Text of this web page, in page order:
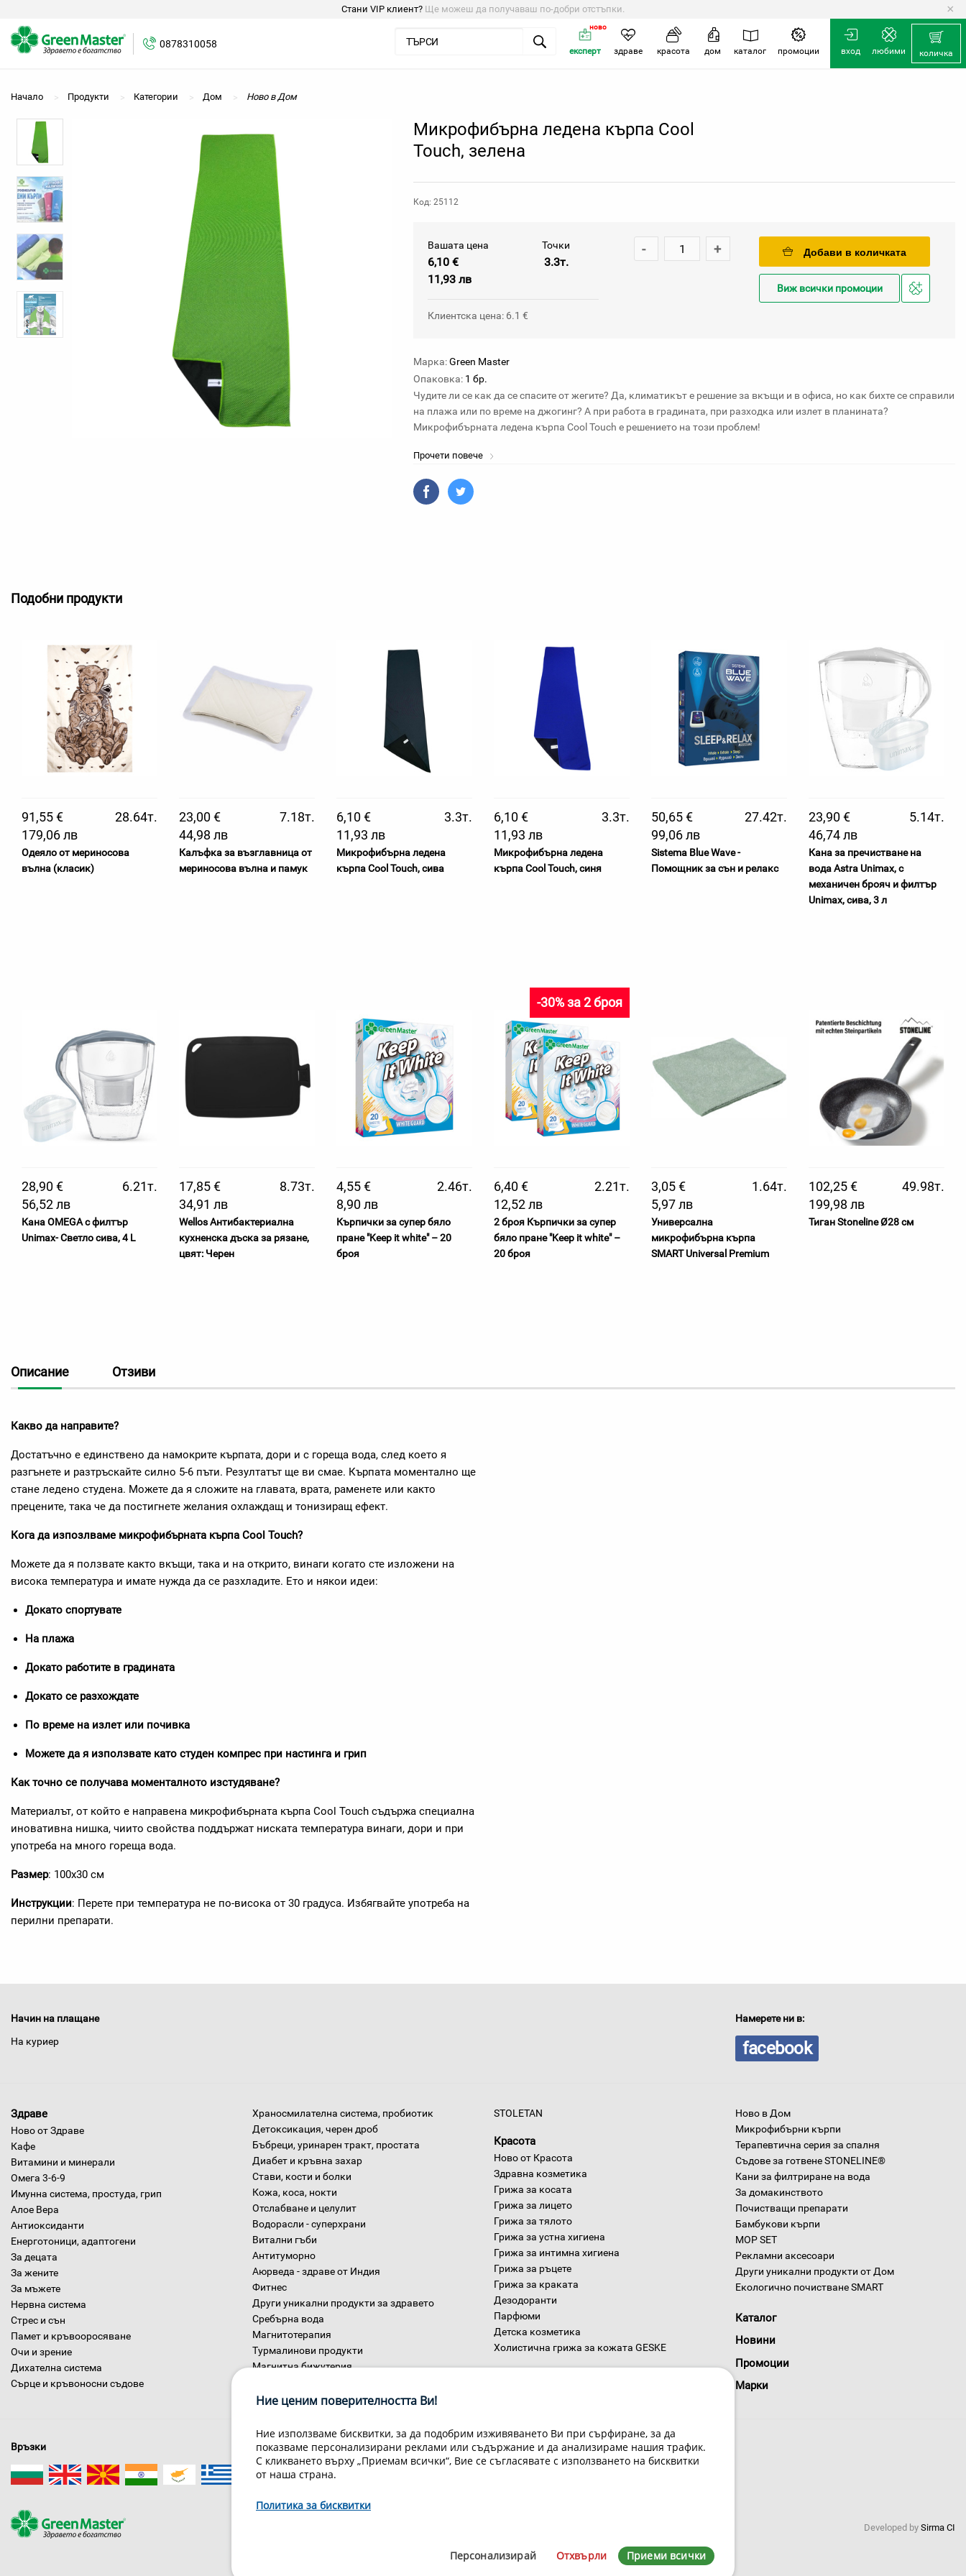
Стани VIP клиент? Ще можеш да получаваш по-добри отстъпки. ×
0878310058
вход любими количка
експерт
ново
здраве красота дом каталог промоции
Начало Продукти Категории Дом Ново в Дом
Микрофибърна ледена кърпа Cool
Touch, зелена
Код: 25112
Вашата цена
6,10 €
11,93 лв
Точки
3.3т.
Клиентска цена: 6.1 €
- + Добави в количката
Виж всички промоции
Добави
Марка:Green Master
Опаковка: 1 бр.
Чудите ли се как да се спасите от жегите? Да, климатикът е решение за вкъщи и в офиса, но как бихте се справили
на плажа или по време на джогинг? А при работа в градината, при разходка или излет в планината?
Микрофибърната ледена кърпа Cool Touch е решението на този проблем!
Прочети повече
Подобни продукти
91,55 €
28.64т.
179,06 лв
Одеяло от мериносова
вълна (класик)
23,00 €
7.18т.
44,98 лв
Калъфка за възглавница от
мериносова вълна и памук
6,10 €
3.3т.
11,93 лв
Микрофибърна ледена
кърпа Cool Touch, сива
6,10 €
3.3т.
11,93 лв
Микрофибърна ледена
кърпа Cool Touch, синя
50,65 €
27.42т.
99,06 лв
Sistema Blue Wave -
Помощник за сън и релакс
23,90 €
5.14т.
46,74 лв
Кана за пречистване на
вода Astra Unimax, с
механичен брояч и филтър
Unimax, сива, 3 л
28,90 €
6.21т.
56,52 лв
Кана OMEGA с филтър
Unimax- Светло сива, 4 L
17,85 €
8.73т.
34,91 лв
Wellos Антибактериална
кухненска дъска за рязане,
цвят: Черен
4,55 €
2.46т.
8,90 лв
Кърпички за супер бяло
пране "Keep it white" – 20
броя
-30% за 2 броя
6,40 €
2.21т.
12,52 лв
2 броя Кърпички за супер
бяло пране "Keep it white" –
20 броя
3,05 €
1.64т.
5,97 лв
Универсална
микрофибърна кърпа
SMART Universal Premium
102,25 €
49.98т.
199,98 лв
Тиган Stoneline Ø28 см
Описание Отзиви
Какво да направите?
Достатъчно е единствено да намокрите кърпата, дори и с гореща вода, след което я
разгънете и разтръскайте силно 5-6 пъти. Резултатът ще ви смае. Кърпата моментално ще
стане ледено студена. Можете да я сложите на главата, врата, раменете или както
прецените, така че да постигнете желания охлаждащ и тонизиращ ефект.
Кога да изпозлваме микрофибърната кърпа Cool Touch?
Можете да я ползвате както вкъщи, така и на открито, винаги когато сте изложени на
висока температура и имате нужда да се разхладите. Ето и някои идеи:
Докато спортувате
На плажа
Докато работите в градината
Докато се разхождате
По време на излет или почивка
Можете да я използвате като студен компрес при настинга и грип
Как точно се получава моменталното изстудяване?
Материалът, от който е направена микрофибърната кърпа Cool Touch съдържа специална
иновативна нишка, чиито свойства поддържат ниската температура винаги, дори и при
употреба на много гореща вода.
Размер: 100x30 см
Инструкции: Перете при температура не по-висока от 30 градуса. Избягвайте употреба на
перилни препарати.
Начин на плащане
На куриер
Намерете ни в:
facebook
Здраве
Ново от Здраве
Кафе
Витамини и минерали
Омега 3-6-9
Имунна система, простуда, грип
Алое Вера
Антиоксиданти
Енерготоници, адаптогени
За децата
За жените
За мъжете
Нервна система
Стрес и сън
Памет и кръвооросяване
Очи и зрение
Дихателна система
Сърце и кръвоносни съдове
Храносмилателна система, пробиотик
Детоксикация, черен дроб
Бъбреци, уринарен тракт, простата
Диабет и кръвна захар
Стави, кости и болки
Кожа, коса, нокти
Отслабване и целулит
Водорасли - суперхрани
Витални гъби
Антитуморно
Аюрведа - здраве от Индия
Фитнес
Други уникални продукти за здравето
Сребърна вода
Магнитотерапия
Турмалинови продукти
Магнитна бижутерия
STOLETAN
Красота
Ново от Красота
Здравна козметика
Грижа за косата
Грижа за лицето
Грижа за тялото
Грижа за устна хигиена
Грижа за интимна хигиена
Грижа за ръцете
Грижа за краката
Дезодоранти
Парфюми
Детска козметика
Холистична грижа за кожата GESKE
Ново в Дом
Микрофибърни кърпи
Терапевтична серия за спалня
Съдове за готвене STONELINE®
Кани за филтриране на вода
За домакинството
Почистващи препарати
Бамбукови кърпи
MOP SET
Рекламни аксесоари
Други уникални продукти от Дом
Екологично почистване SMART
Каталог
Новини
Промоции
Марки
Връзки
Грийн Мастър Груп ООД, 1309 София, ул. Пиротска 151, Телефон: 070070220
Developed by Sirma CI
Ние ценим поверителността Ви!
Ние използваме бисквитки, за да подобрим изживяването Ви при сърфиране, за да
показваме персонализирани реклами или съдържание и да анализираме нашия трафик.
С кликването върху „Приемам всички“, Вие се съгласявате с използването на бисквитки
от наша страна.
Политика за бисквитки
Персонализирай Отхвърли Приеми всички